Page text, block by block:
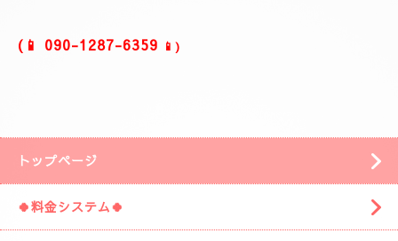
安倍川駅の方に進みますと
左側に広い駐車場がありますそこの１９番に
お車を停めてください。
着きましたら お電話お願いしますね。
スタッフがお出迎えに伺います。